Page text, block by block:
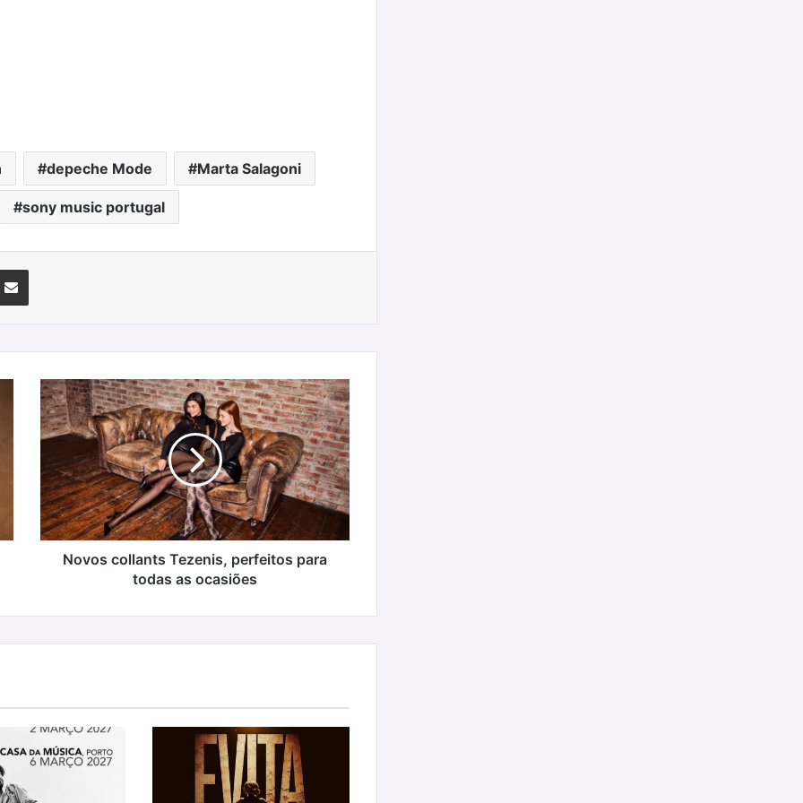
depeche Mode Marta Salagoni
sony music portugal
Partilhar Via Email
Novos
collants
Tezenis,
perfeitos
para
todas
as
ocasiões
Novos collants Tezenis, perfeitos para
todas as ocasiões